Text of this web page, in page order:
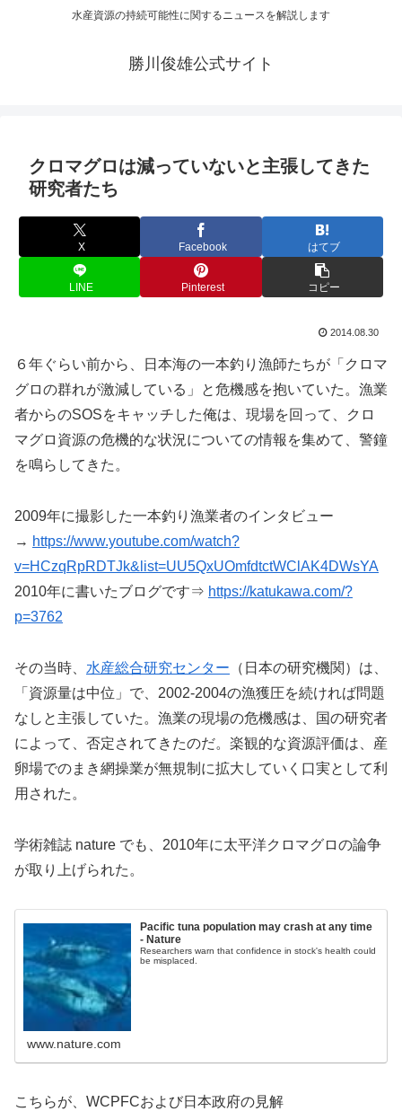
水産資源の持続可能性に関するニュースを解説します
勝川俊雄公式サイト
クロマグロは減っていないと主張してきた
研究者たち
X Facebook はてブ
LINE Pinterest コピー
2014.08.30
６年ぐらい前から、日本海の一本釣り漁師たちが「クロマ
グロの群れが激減している」と危機感を抱いていた。漁業
者からのSOSをキャッチした俺は、現場を回って、クロ
マグロ資源の危機的な状況についての情報を集めて、警鐘
を鳴らしてきた。
2009年に撮影した一本釣り漁業者のインタビュー
→ https://www.youtube.com/watch?
v=HCzqRpRDTJk&list=UU5QxUOmfdtctWClAK4DWsYA
2010年に書いたブログです⇒ https://katukawa.com/?
p=3762
その当時、 水産総合研究センター （日本の研究機関）は、
「資源量は中位」で、2002-2004の漁獲圧を続ければ問題
なしと主張していた。漁業の現場の危機感は、国の研究者
によって、否定されてきたのだ。楽観的な資源評価は、産
卵場でのまき網操業が無規制に拡大していく口実として利
用された。
学術雑誌 nature でも、2010年に太平洋クロマグロの論争
が取り上げられた。
Pacific tuna population may crash at any time
- Nature
Researchers warn that confidence in stock's health could
be misplaced.
www.nature.com
こちらが、WCPFCおよび日本政府の見解